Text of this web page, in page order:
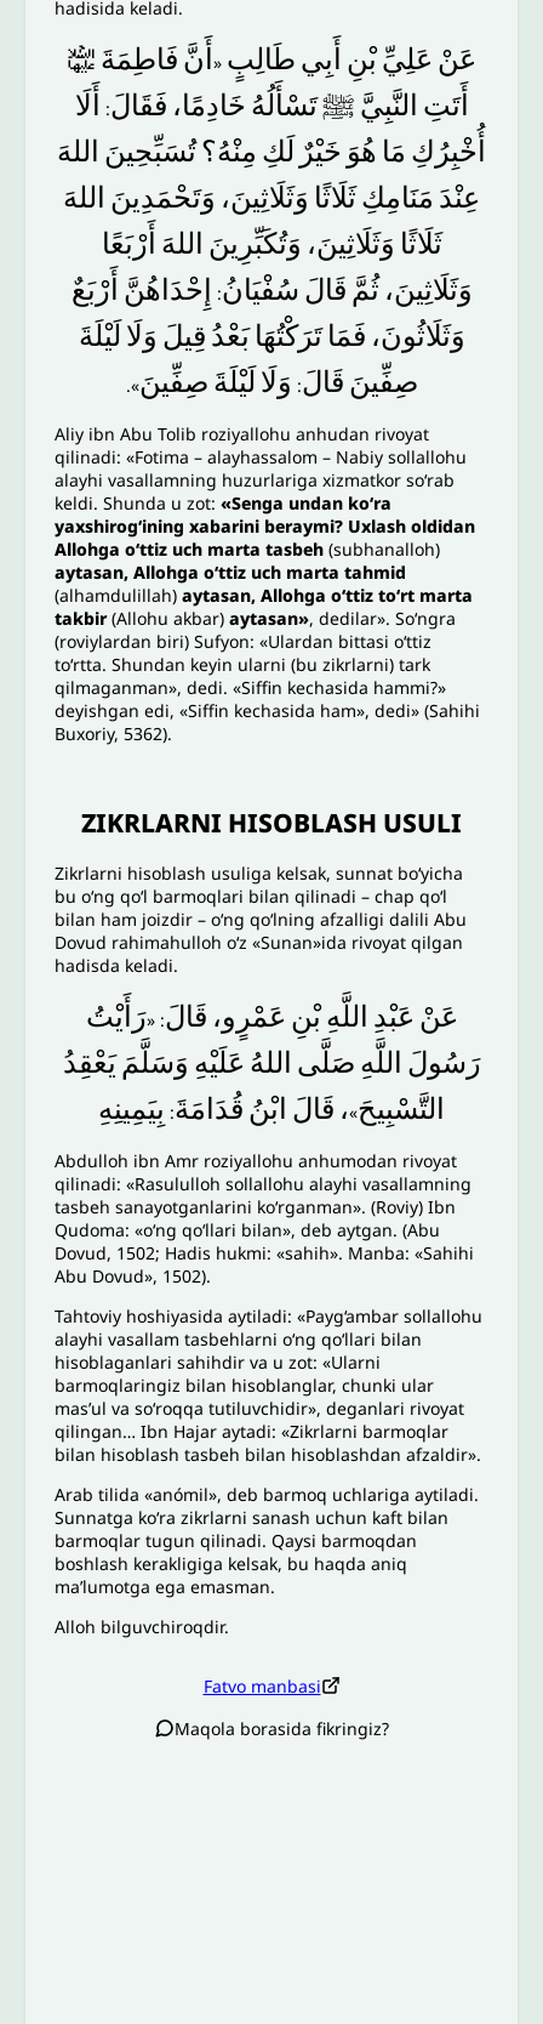
hadisida keladi.
عَنْ عَلِيِّبْنِ أَبِي طَالِبٍ « أَنَّ فَاطِمَةَ ﵍
أَتَتِ النَّبِيَّ ﷺتَسْأَلُهُ خَادِمًا، فَقَالَ:
أَلَا
أُخْبِرُكِ مَا هُوَ خَيْرٌ لَكِ مِنْهُ؟تُسَبِّحِينَ اللهَ
عِنْدَ مَنَامِكِثَلَاثًا وَثَلَاثِينَ، وَتَحْمَدِينَ اللهَ
ثَلَاثًا وَثَلَاثِينَ، وَتُكَبِّرِينَ اللهَ أَرْبَعًا
وَثَلَاثِينَ، ثُمَّ قَالَ سُفْيَانُ: إِحْدَاهُنَّ أَرْبَعٌ
وَثَلَاثُونَ، فَمَا تَرَكْتُهَا بَعْدُ قِيلَ وَلَا لَيْلَةَ
صِفِّينَ قَالَ: وَلَا لَيْلَةَ صِفِّينَ».
Aliy ibn Abu Tolib roziyallohu anhudan rivoyat
qilinadi: «Fotima – alayhassalom – Nabiy sollallohu
alayhi vasallamning huzurlariga xizmatkor so‘rab
keldi. Shunda u zot:«Senga undan ko‘ra
yaxshirog‘ining xabarini beraymi? Uxlash oldidan
Allohga o‘ttiz uch marta tasbeh(subhanalloh)
aytasan, Allohga o‘ttiz uch marta tahmid
(alhamdulillah) aytasan, Allohga o‘ttiz to‘rt marta
takbir(Allohu akbar) aytasan», dedilar». So‘ngra
(roviylardan biri) Sufyon: «Ulardan bittasi o‘ttiz
to‘rtta. Shundan keyin ularni (bu zikrlarni) tark
qilmaganman», dedi. «Siffin kechasida hammi?»
deyishgan edi, «Siffin kechasida ham», dedi» (Sahihi
Buxoriy, 5362).
ZIKRLARNI HISOBLASH USULI
Zikrlarni hisoblash usuliga kelsak, sunnat bo‘yicha
bu o‘ng qo‘l barmoqlari bilan qilinadi – chap qo‘l
bilan ham joizdir – o‘ng qo‘lning afzalligi dalili Abu
Dovud rahimahulloh o‘z «Sunan»ida rivoyat qilgan
hadisda keladi.
عَنْ عَبْدِ اللَّهِ بْنِ عَمْرٍو، قَالَ: «رَأَيْتُ
رَسُولَ اللَّهِ صَلَّى اللهُ عَلَيْهِ وَسَلَّمَ يَعْقِدُ
التَّسْبِيحَ»، قَالَ ابْنُ قُدَامَةَ: بِيَمِينِهِ
Abdulloh ibn Amr roziyallohu anhumodan rivoyat
qilinadi: «Rasululloh sollallohu alayhi vasallamning
tasbeh sanayotganlarini ko‘rganman». (Roviy) Ibn
Qudoma: «o‘ng qo‘llari bilan», deb aytgan. (Abu
Dovud, 1502; Hadis hukmi: «sahih». Manba: «Sahihi
Abu Dovud», 1502).
Tahtoviy hoshiyasida aytiladi: «Payg‘ambar sollallohu
alayhi vasallam tasbehlarni o‘ng qo‘llari bilan
hisoblaganlari sahihdir va u zot: «Ularni
barmoqlaringiz bilan hisoblanglar, chunki ular
mas’ul va so‘roqqa tutiluvchidir», deganlari rivoyat
qilingan… Ibn Hajar aytadi: «Zikrlarni barmoqlar
bilan hisoblash tasbeh bilan hisoblashdan afzaldir».
Arab tilida «anómil», deb barmoq uchlariga aytiladi.
Sunnatga ko‘ra zikrlarni sanash uchun kaft bilan
barmoqlar tugun qilinadi. Qaysi barmoqdan
boshlash kerakligiga kelsak, bu haqda aniq
ma’lumotga ega emasman.
Alloh bilguvchiroqdir.
Fatvo manbasi
Maqola borasida fikringiz?